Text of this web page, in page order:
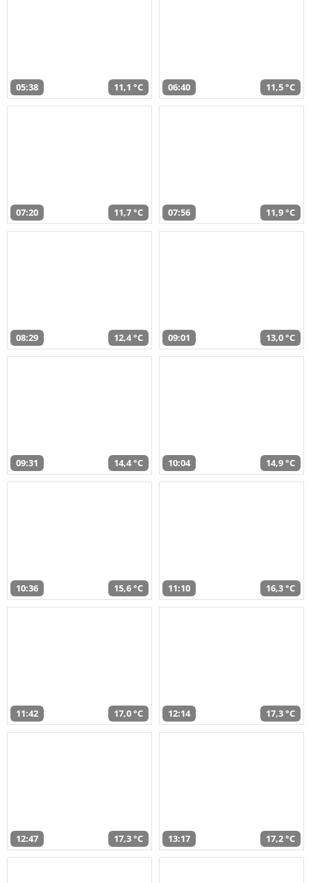
05:38 11,1 °C 06:40 11,5 °C
07:20 11,7 °C 07:56 11,9 °C
08:29 12,4 °C 09:01 13,0 °C
09:31 14,4 °C 10:04 14,9 °C
10:36 15,6 °C 11:10 16,3 °C
11:42 17,0 °C 12:14 17,3 °C
12:47 17,3 °C 13:17 17,2 °C